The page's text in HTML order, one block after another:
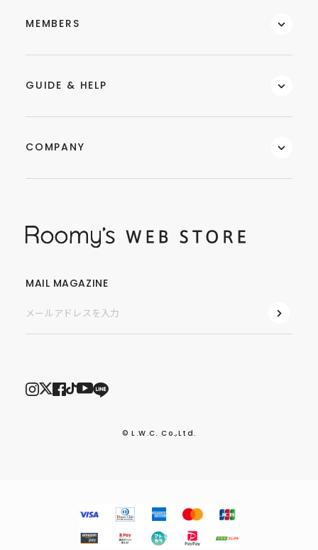
MEMBERS
GUIDE & HELP
COMPANY
MAIL MAGAZINE
© L.W.C. Co.,Ltd.